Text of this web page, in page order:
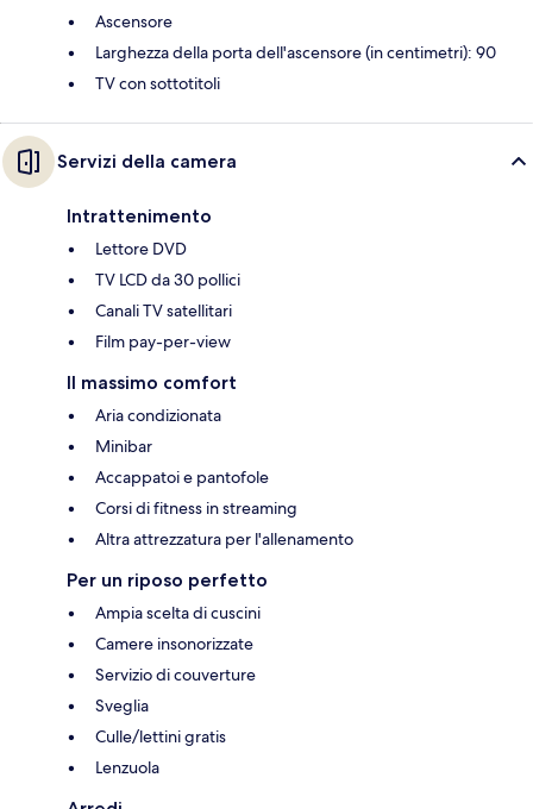
Ascensore
Larghezza della porta dell'ascensore (in centimetri): 90
TV con sottotitoli
Servizi della camera
Intrattenimento
Lettore DVD
TV LCD da 30 pollici
Canali TV satellitari
Film pay-per-view
Il massimo comfort
Aria condizionata
Minibar
Accappatoi e pantofole
Corsi di fitness in streaming
Altra attrezzatura per l'allenamento
Per un riposo perfetto
Ampia scelta di cuscini
Camere insonorizzate
Servizio di couverture
Sveglia
Culle/lettini gratis
Lenzuola